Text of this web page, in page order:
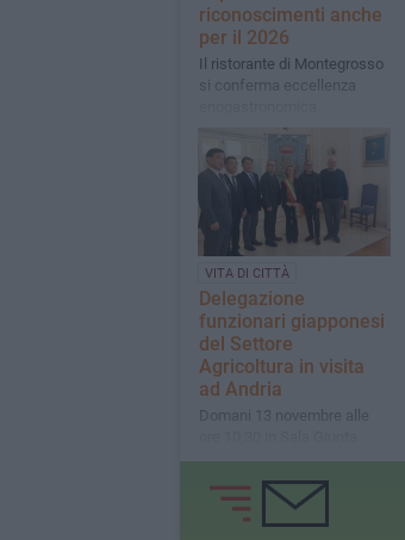
riconoscimenti anche
per il 2026
Il ristorante di Montegrosso
si conferma eccellenza
VITA DI CITTÀ
Delegazione
funzionari giapponesi
del Settore
Agricoltura in visita
ad Andria
Domani 13 novembre alle